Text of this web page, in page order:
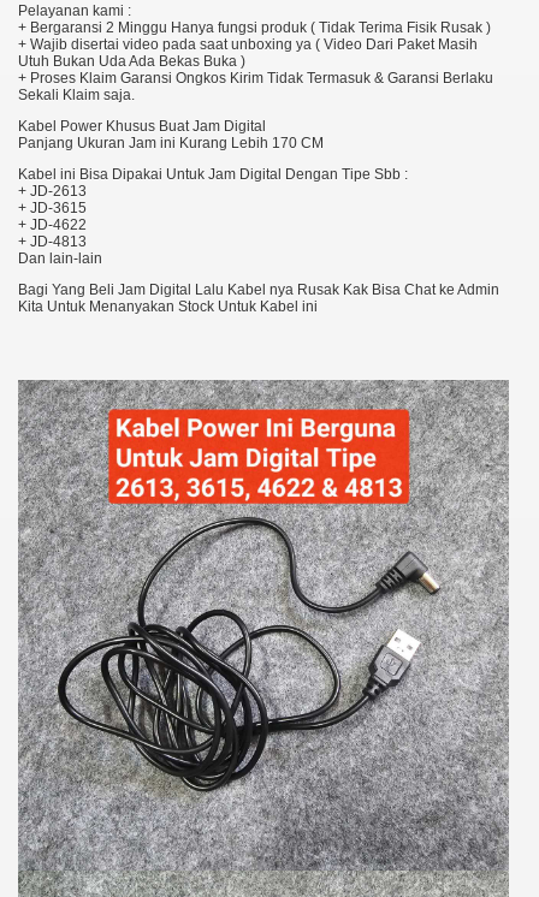
Pelayanan kami :
+ Bergaransi 2 Minggu Hanya fungsi produk ( Tidak Terima Fisik Rusak )
+ Wajib disertai video pada saat unboxing ya ( Video Dari Paket Masih
Utuh Bukan Uda Ada Bekas Buka )
+ Proses Klaim Garansi Ongkos Kirim Tidak Termasuk & Garansi Berlaku
Sekali Klaim saja.
Kabel Power Khusus Buat Jam Digital
Panjang Ukuran Jam ini Kurang Lebih 170 CM
Kabel ini Bisa Dipakai Untuk Jam Digital Dengan Tipe Sbb :
+ JD-2613
+ JD-3615
+ JD-4622
+ JD-4813
Dan lain-lain
Bagi Yang Beli Jam Digital Lalu Kabel nya Rusak Kak Bisa Chat ke Admin
Kita Untuk Menanyakan Stock Untuk Kabel ini